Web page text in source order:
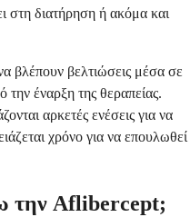
στη διατήρηση ή ακόμα και
βλέπουν βελτιώσεις μέσα σε
την έναρξη της θεραπείας.
αρκετές ενέσεις για να
χρόνο για να επουλωθεί
την Aflibercept;